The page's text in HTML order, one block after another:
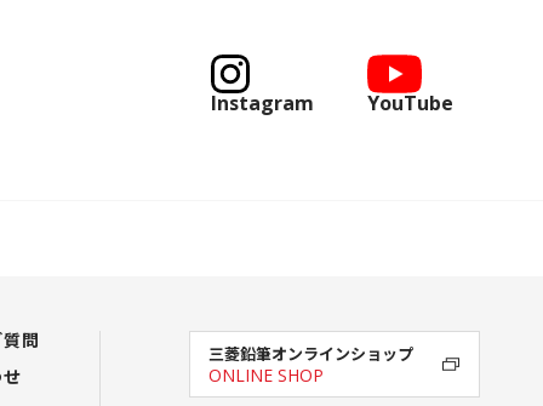
Instagram YouTube
問
三菱鉛筆オンラインショップ
ONLINE SHOP